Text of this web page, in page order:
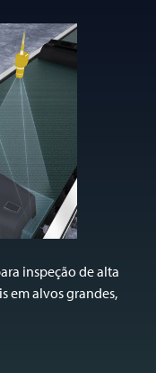
inspeção de alta
em alvos grandes,